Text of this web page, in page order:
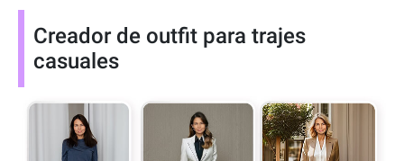
Creador de outfit para trajes
casuales